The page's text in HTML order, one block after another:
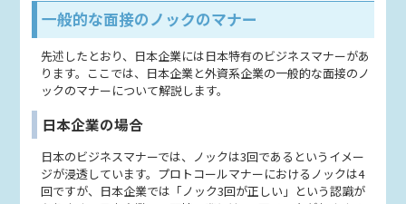
一般的な面接のノックのマナー
先述したとおり、日本企業には日本特有のビジネスマナーがあ
ります。ここでは、日本企業と外資系企業の一般的な面接のノ
ックのマナーについて解説します。
日本企業の場合
日本のビジネスマナーでは、ノックは3回であるというイメー
ジが浸透しています。プロトコールマナーにおけるノックは4
回ですが、日本企業では「ノック3回が正しい」という認識が